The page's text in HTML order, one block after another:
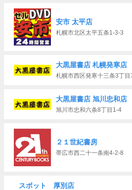
安市 太平店
札幌市北区太平五条1-3-3
大黒屋書店 札幌発寒店
札幌市西区発寒十三条3丁目
大黒屋書店 旭川忠和店
旭川市忠和六条8丁目1-4
２１世紀書房
帯広市西二十一条南4-2-8
スポット 厚別店